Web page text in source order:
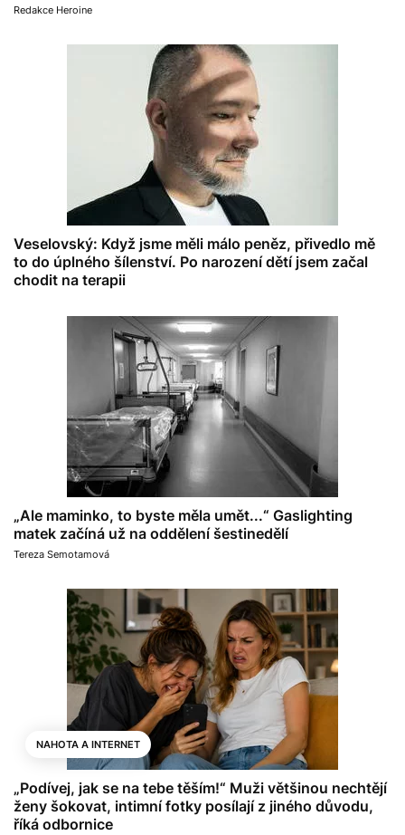
Redakce Heroine
Veselovský: Když jsme měli málo peněz, přivedlo mě
to do úplného šílenství. Po narození dětí jsem začal
chodit na terapii
„Ale maminko, to byste měla umět...“ Gaslighting
matek začíná už na oddělení šestinedělí
Tereza Semotamová
NAHOTA A INTERNET
„Podívej, jak se na tebe těším!“ Muži většinou nechtějí
ženy šokovat, intimní fotky posílají z jiného důvodu,
říká odbornice